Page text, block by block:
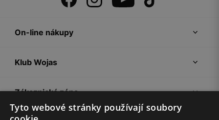
On-line nákupy
Klub Wojas
Zákaznická zóna
Tyto webové stránky používají soubory